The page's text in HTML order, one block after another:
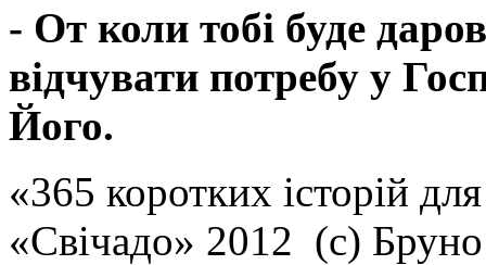
- От коли тобі буде
відчувати потребу у
Його.
«365 коротких історій
«Свічадо» 2012 (с)